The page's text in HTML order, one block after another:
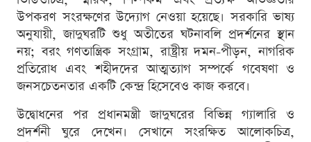
উপকরণ সংরক্ষণের উদ্যোগ নেওয়া হয়েছে। সরকারি ভাষ্য
অনুযায়ী, জাদুঘরটি শুধু অতীতের ঘটনাবলি প্রদর্শনের স্থান
নয়; বরং গণতান্ত্রিক সংগ্রাম, রাষ্ট্রীয় দমন-পীড়ন, নাগরিক
প্রতিরোধ এবং শহীদদের আত্মত্যাগ সম্পর্কে গবেষণা ও
জনসচেতনতার একটি কেন্দ্র হিসেবেও কাজ করবে।
উদ্বোধনের পর প্রধানমন্ত্রী জাদুঘরের বিভিন্ন গ্যালারি ও
প্রদর্শনী ঘুরে দেখেন। সেখানে সংরক্ষিত আলোকচিত্র,